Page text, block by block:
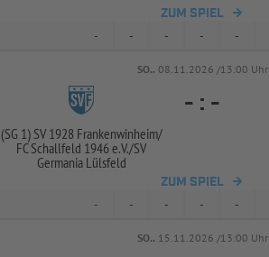
ZUM SPIEL
- - - - -
SO.. 08.11.2026 /13:00 Uhr
(SG 1) SV 1928 Frankenwinheim/
FC Schallfeld 1946 e.V./SV
Germania Lülsfeld
- : -
ZUM SPIEL
- - - - -
SO.. 15.11.2026 /13:00 Uhr